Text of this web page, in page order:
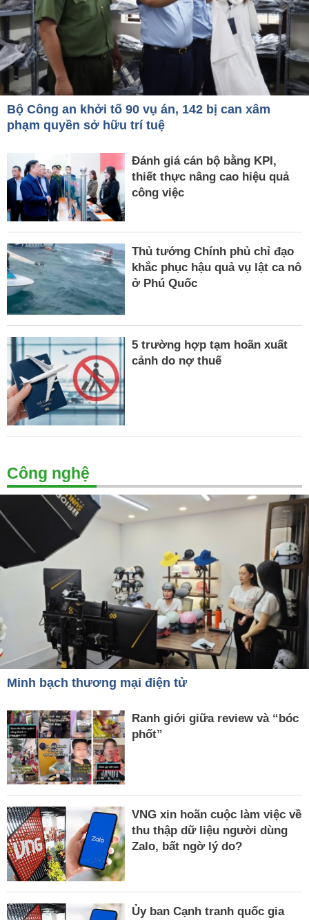
Bộ Công an khởi tố 90 vụ án, 142 bị can xâm
phạm quyền sở hữu trí tuệ
Đánh giá cán bộ bằng KPI,
thiết thực nâng cao hiệu quả
công việc
Thủ tướng Chính phủ chỉ đạo
khắc phục hậu quả vụ lật ca nô
ở Phú Quốc
5 trường hợp tạm hoãn xuất
cảnh do nợ thuế
Công nghệ
Minh bạch thương mại điện tử
Ranh giới giữa review và “bóc
phốt”
VNG xin hoãn cuộc làm việc về
thu thập dữ liệu người dùng
Zalo, bất ngờ lý do?
Ủy ban Cạnh tranh quốc gia